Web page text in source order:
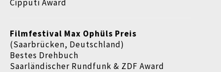
Cipputi Award
Filmfestival Max Ophüls Preis
(Saarbrücken, Deutschland)
Bestes Drehbuch
Saarländischer Rundfunk & ZDF Award